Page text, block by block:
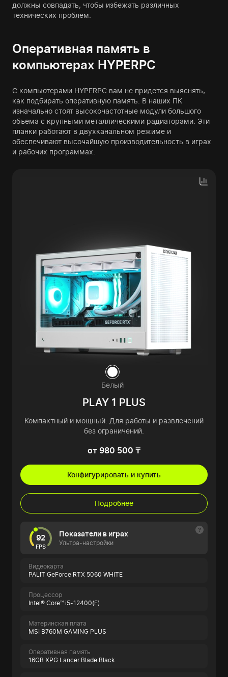
должны совпадать, чтобы избежать различных
технических проблем.
Оперативная память в
компьютерах HYPERPC
С компьютерами HYPERPC вам не придется выяснять,
как подбирать оперативную память. В наших ПК
изначально стоят высокочастотные модули большого
объема с крупными металлическими радиаторами. Эти
планки работают в двухканальном режиме и
обеспечивают высочайшую производительность в играх
и рабочих программах.
Белый
PLAY 1 PLUS
Компактный и мощный. Для работы и развлечений
без ограничений.
от 980 500 ₸
Конфигурировать и купить
Подробнее
92
FPS
Показатели в играх
Ультра-настройки
Видеокарта
PALIT GeForce RTX 5060 WHITE
Процессор
Intel® Core™ i5-12400(F)
Материнская плата
MSI B760M GAMING PLUS
Оперативная память
16GB XPG Lancer Blade Black